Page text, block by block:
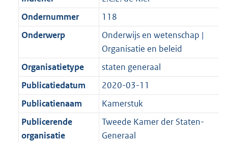
Ondernummer
118
Onderwerp
Onderwijs en wetenschap |
Organisatie en beleid
Organisatietype
staten generaal
Publicatiedatum
2020-03-11
Publicatienaam
Kamerstuk
Publicerende
organisatie
Tweede Kamer der Staten-
Generaal